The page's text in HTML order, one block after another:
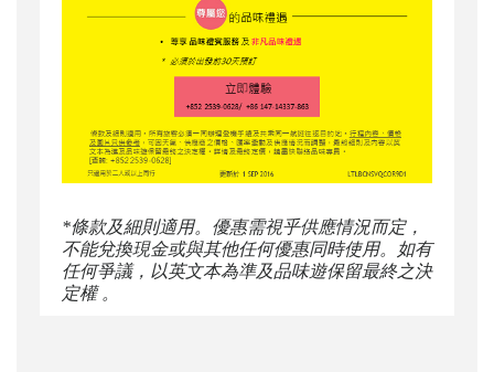
*條款及細則適用。優惠需視乎供應情況而定，
不能兌換現金或與其他任何優惠同時使用。如有
任何爭議，以英文本為準及品味遊保留最終之決
定權 。